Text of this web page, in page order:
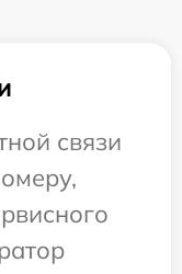
связи